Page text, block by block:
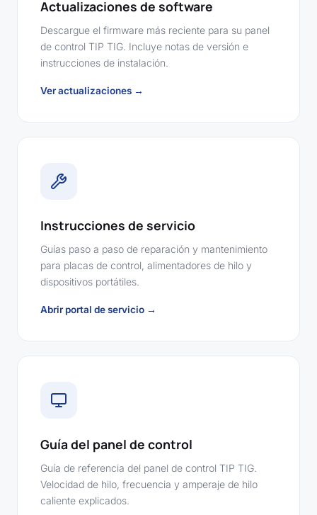
Actualizaciones de software
Descargue el firmware más reciente para su panel
de control TIP TIG. Incluye notas de versión e
instrucciones de instalación.
Ver actualizaciones →
Instrucciones de servicio
Guías paso a paso de reparación y mantenimiento
para placas de control, alimentadores de hilo y
dispositivos portátiles.
Abrir portal de servicio →
Guía del panel de control
Guía de referencia del panel de control TIP TIG.
Velocidad de hilo, frecuencia y amperaje de hilo
caliente explicados.